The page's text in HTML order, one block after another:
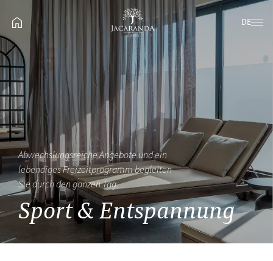
DE
Abwechslungsreiche Angebote und ein
lebendiges Freizeitprogramm begleiten
Sie durch den ganzen Tag.
Sport & Entspannung